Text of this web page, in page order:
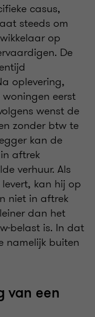
casus,
steeds om
op
De
oplevering,
eerst
wenst de
zonder btw te
kan de
aftrek
verhuur. Als
kan hij op
niet in aftrek
dan het
belast is. In dat
namelijk buiten
van een